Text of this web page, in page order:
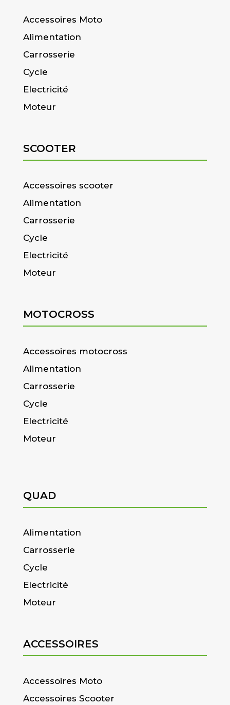
Accessoires Moto
Alimentation
Carrosserie
Cycle
Electricité
Moteur
SCOOTER
Accessoires scooter
Alimentation
Carrosserie
Cycle
Electricité
Moteur
MOTOCROSS
Accessoires motocross
Alimentation
Carrosserie
Cycle
Electricité
Moteur
QUAD
Alimentation
Carrosserie
Cycle
Electricité
Moteur
ACCESSOIRES
Accessoires Moto
Accessoires Scooter